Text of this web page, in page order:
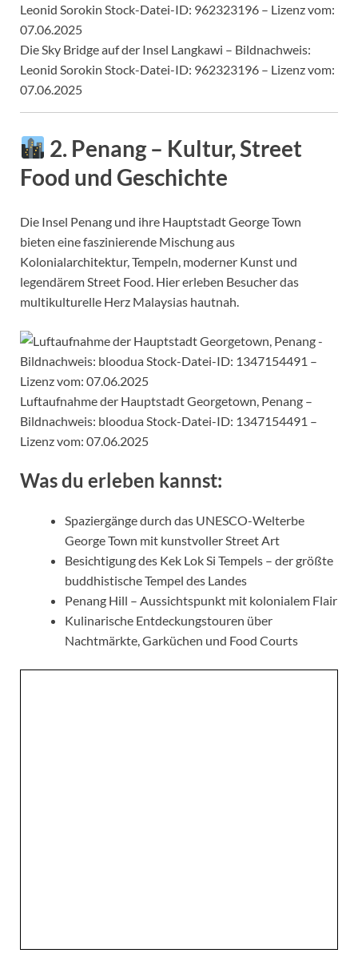
Die Sky Bridge auf der Insel Langkawi – Bildnachweis:
Leonid Sorokin Stock-Datei-ID: 962323196 – Lizenz vom:
07.06.2025
2. Penang – Kultur, Street
Food und Geschichte
Die Insel Penang und ihre Hauptstadt George Town
bieten eine faszinierende Mischung aus
Kolonialarchitektur, Tempeln, moderner Kunst und
legendärem Street Food. Hier erleben Besucher das
multikulturelle Herz Malaysias hautnah.
Luftaufnahme der Hauptstadt Georgetown, Penang –
Bildnachweis: bloodua Stock-Datei-ID: 1347154491 –
Lizenz vom: 07.06.2025
Was du erleben kannst:
Spaziergänge durch das UNESCO-Welterbe
George Town mit kunstvoller Street Art
Besichtigung des Kek Lok Si Tempels – der größte
buddhistische Tempel des Landes
Penang Hill – Aussichtspunkt mit kolonialem Flair
Kulinarische Entdeckungstouren über
Nachtmärkte, Garküchen und Food Courts